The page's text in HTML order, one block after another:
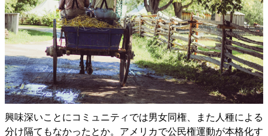
興味深いことにコミュニティでは男女同権、また人種による
分け隔てもなかったとか。アメリカで公民権運動が本格化す